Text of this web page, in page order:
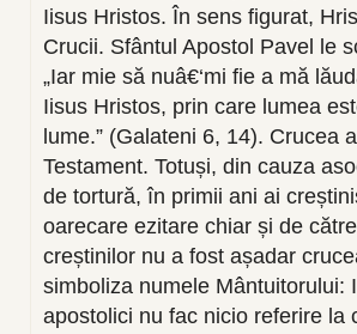
Iisus Hristos. În sens figurat,
Crucii. Sfântul Apostol Pavel le
„Iar mie să nuâ€‘mi fie a mă
Iisus Hristos, prin care lumea
lume.” (Galateni 6, 14). Crucea
Testament. Totuși, din cauza
de tortură, în primii ani ai
oarecare ezitare chiar și de
creștinilor nu a fost așadar
simboliza numele Mântuitorului:
apostolici nu fac nicio referire la